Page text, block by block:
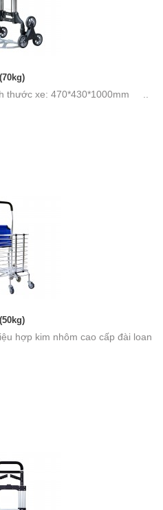
thước xe: 470*430*1000mm ..
hợp kim nhôm cao cấp đài loan